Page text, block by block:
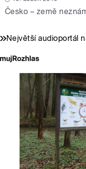
Česko – země
Největší audioportál